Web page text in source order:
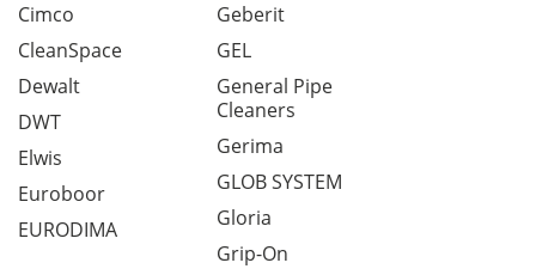
Cimco
CleanSpace
Dewalt
DWT
Elwis
Euroboor
EURODIMA
Geberit
GEL
General Pipe
Cleaners
Gerima
GLOB SYSTEM
Gloria
Grip-On